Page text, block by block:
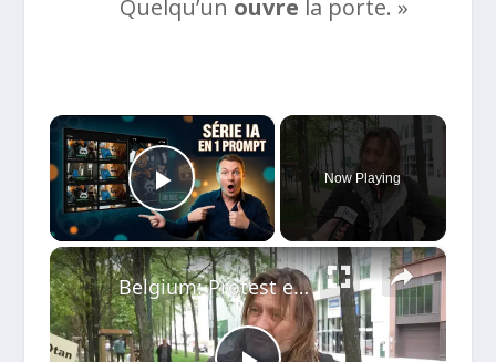
Quelqu’un ouvre la porte. »
×
Play Video
Now Playing
×
Belgium: Protest erupts in Brussels against European rearmament.